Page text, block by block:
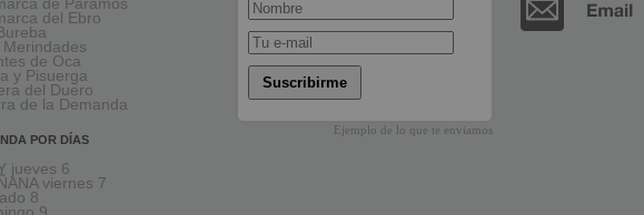
de Páramos
del Ebro
Merindades
de Oca
y Pisuerga
del Duero
de la Demanda
POR DÍAS
jueves 6
viernes 7
8
Suscribirme
Ejemplo de lo que te enviamos